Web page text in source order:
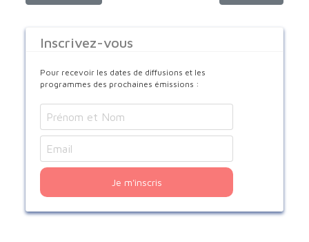
Inscrivez-vous
Pour recevoir les dates de diffusions et les
programmes des prochaines émissions :
Je m'inscris